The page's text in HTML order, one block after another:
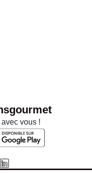
vous !